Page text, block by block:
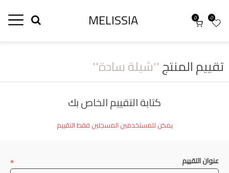
MELISSIA 0 0
تقييم المنتج شيلة سادة
كتابة التقييم الخاص بك
يمكن للمستخدمين المسجلين فقط التقييم
عنوان التقييم *